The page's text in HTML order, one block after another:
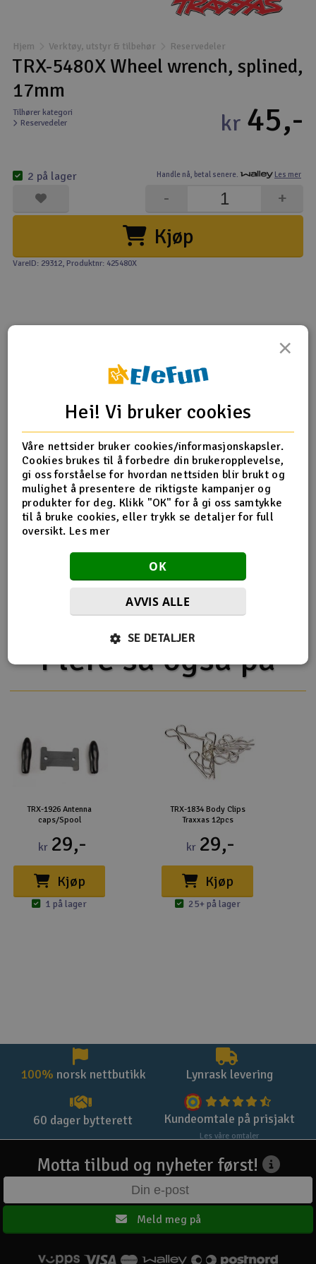
Droner
Droner for FPV
Fly
Helikopter
Kamerautstyr
Modellbygging, LEGO & byggesett
Modelljernbane
Radioutstyr
Raketter
Smarthjem, lek & hobby
Solenergi
Sparkesykler & elkjøretøy
Verktøy, utstyr & tilbehør
Hjem Verktøy, utstyr & tilbehør Reservedeler
TRX-5480X Wheel wrench, splined,
17mm
Tilhører kategori
Reservedeler
Handle nå, betal senere. Les mer
kr 45,-
Kjøp
+
-
2 på lager
VareID: 29312, Produktnr: 425480X
Produktinformasjon
TRX-5480X Wheel wrench, splined, 17mm
Flere detaljer
Produktet er
forbundet med
Traxxas Slash 4x4 BL-2S RTR TQ
Green
Traxxas Slash 4x4 BL-2S RTR TQ Red
Flere så også på
TRX-1926 Antenna
caps/Spool
kr 29,-
Kjøp
1 på lager
TRX-1834 Body Clips
Traxxas 12pcs
kr 29,-
Kjøp
25+ på lager
100% norsk nettbutikk Lynrask levering
60 dager bytterett Kundeomtale på prisjakt
Les våre omtaler
Motta tilbud og nyheter først!
Meld meg på
×
Hei! Vi bruker cookies
Våre nettsider bruker cookies/informasjonskapsler.
Cookies brukes til å forbedre din brukeropplevelse,
gi oss forståelse for hvordan nettsiden blir brukt og
mulighet å presentere de riktigste kampanjer og
produkter for deg. Klikk "OK" for å gi oss samtykke
til å bruke cookies, eller trykk se detaljer for full
oversikt. Les mer
OK
AVVIS ALLE
SE DETALJER